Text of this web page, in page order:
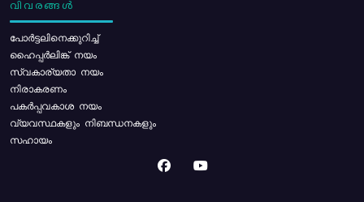
വിവരങ്ങൾ
പോര്‍ട്ടലിനെക്കുറിച്ച്
ഹൈപ്പർലിങ്ക് നയം
സ്വകാര്യതാ നയം
നിരാകരണം
പകർപ്പവകാശ നയം
വ്യവസ്ഥകളും നിബന്ധനകളും
സഹായം